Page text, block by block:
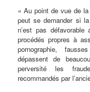
« Au point de vue de
peut se demander si
n’est pas
procédés propres à
pornographie,
dépassent de
perversité les
recommandés par